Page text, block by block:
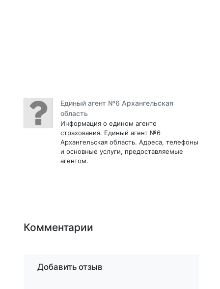
Единый агент №6 Архангельская
область
Информация о едином агенте
страхования. Единый агент №6
Архангельская область. Адреса, телефоны
и основные услуги, предоставляемые
агентом.
Комментарии
Добавить отзыв